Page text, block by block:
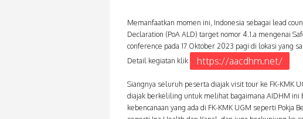
Memanfaatkan momen ini, Indonesia sebagai lead
Declaration (PoA ALD) target nomor 4.1.a mengenai
conference pada 17 Oktober 2023 pagi di lokasi yang
Detail kegiatan klik
https://aacdhm.net/
Siangnya seluruh peserta diajak visit tour ke FK-KMK
diajak berkeliling untuk melihat bagaimana AIDHM ini
kebencanaan yang ada di FK-KMK UGM seperti Pokja